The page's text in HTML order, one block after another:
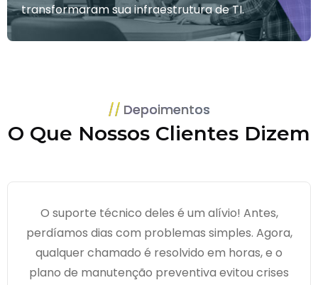
transformaram sua infraestrutura de TI.
Depoimentos
O Que Nossos Clientes Dizem
O suporte técnico deles é um alívio! Antes,
perdíamos dias com problemas simples. Agora,
qualquer chamado é resolvido em horas, e o
plano de manutenção preventiva evitou crises